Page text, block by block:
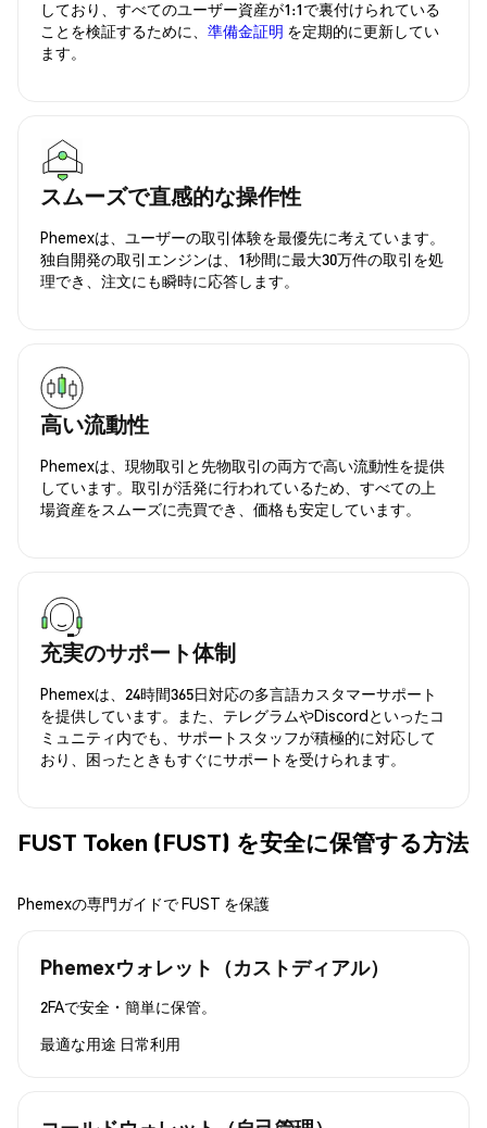
しており、すべてのユーザー資産が1:1で裏付けられている
ことを検証するために、 準備金証明 を定期的に更新してい
ます。
スムーズで直感的な操作性
Phemexは、ユーザーの取引体験を最優先に考えています。
独自開発の取引エンジンは、1秒間に最大30万件の取引を処
理でき、注文にも瞬時に応答します。
高い流動性
Phemexは、現物取引と先物取引の両方で高い流動性を提供
しています。取引が活発に行われているため、すべての上
場資産をスムーズに売買でき、価格も安定しています。
充実のサポート体制
Phemexは、24時間365日対応の多言語カスタマーサポート
を提供しています。また、テレグラムやDiscordといったコ
ミュニティ内でも、サポートスタッフが積極的に対応して
おり、困ったときもすぐにサポートを受けられます。
FUST Token (FUST) を安全に保管する方法
Phemexの専門ガイドで FUST を保護
Phemexウォレット（カストディアル）
2FAで安全・簡単に保管。
最適な用途 日常利用